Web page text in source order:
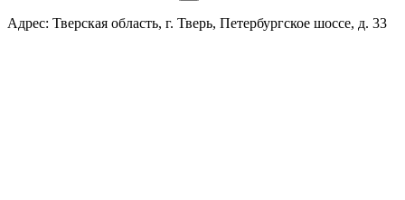
Адрес: Тверская область, г. Тверь, Петербургское шоссе, д. 33